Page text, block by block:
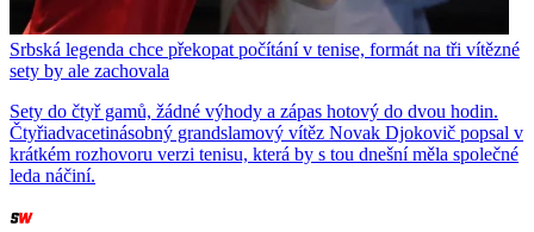
Srbská legenda chce překopat počítání v tenise, formát na tři vítězné
sety by ale zachovala
Sety do čtyř gamů, žádné výhody a zápas hotový do dvou hodin.
Čtyřiadvacetinásobný grandslamový vítěz Novak Djokovič popsal v
krátkém rozhovoru verzi tenisu, která by s tou dnešní měla společné
leda náčiní.